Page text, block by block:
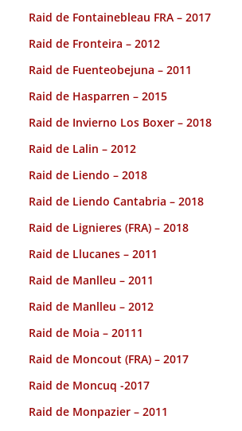
Raid de Fontainebleau FRA – 2017
Raid de Fronteira – 2012
Raid de Fuenteobejuna – 2011
Raid de Hasparren – 2015
Raid de Invierno Los Boxer – 2018
Raid de Lalin – 2012
Raid de Liendo – 2018
Raid de Liendo Cantabria – 2018
Raid de Lignieres (FRA) – 2018
Raid de Llucanes – 2011
Raid de Manlleu – 2011
Raid de Manlleu – 2012
Raid de Moia – 20111
Raid de Moncout (FRA) – 2017
Raid de Moncuq -2017
Raid de Monpazier – 2011